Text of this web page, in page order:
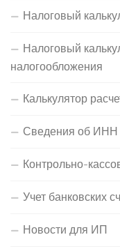
Налоговый
Налоговый
налогообложения
Калькулятор
Сведения об ИНН
Контрольно-
Учет банковских
Новости для ИП